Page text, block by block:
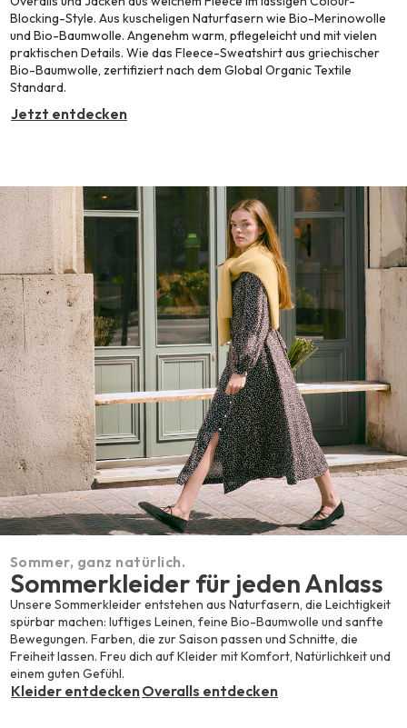
Blocking-Style. Aus kuscheligen Naturfasern wie Bio-Merinowolle
und Bio-Baumwolle. Angenehm warm, pflegeleicht und mit vielen
praktischen Details. Wie das Fleece-Sweatshirt aus griechischer
Bio-Baumwolle, zertifiziert nach dem Global Organic Textile
Standard.
Jetzt entdecken
Sommer, ganz natürlich.
Sommerkleider für jeden Anlass
Unsere Sommerkleider entstehen aus Naturfasern, die Leichtigkeit
spürbar machen: luftiges Leinen, feine Bio-Baumwolle und sanfte
Bewegungen. Farben, die zur Saison passen und Schnitte, die
Freiheit lassen. Freu dich auf Kleider mit Komfort, Natürlichkeit und
einem guten Gefühl.
Kleider entdeckenOveralls entdecken